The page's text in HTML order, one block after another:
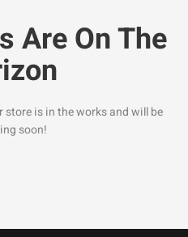
Are On The
is in the works and will be
soon!